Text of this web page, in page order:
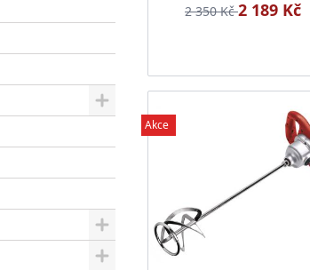
2 350 Kč2 189 Kč
Akce